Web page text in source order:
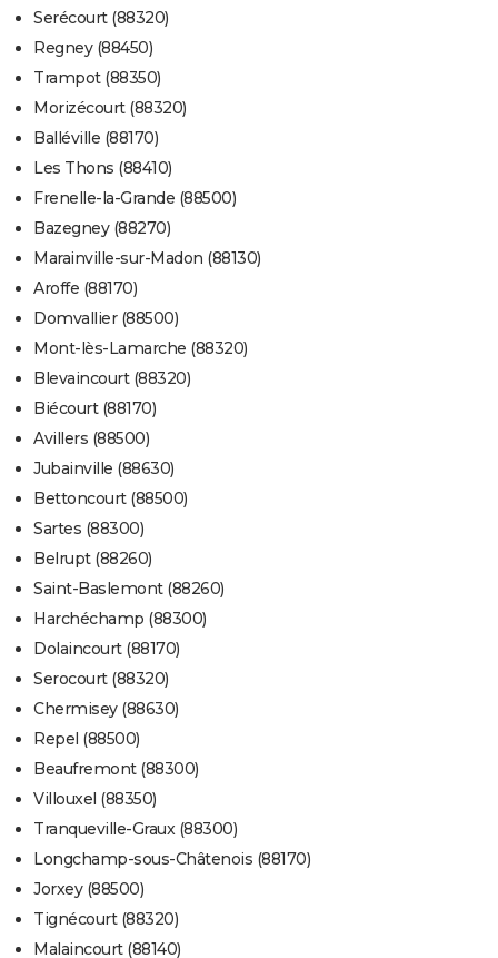
Serécourt (88320)
Regney (88450)
Trampot (88350)
Morizécourt (88320)
Balléville (88170)
Les Thons (88410)
Frenelle-la-Grande (88500)
Bazegney (88270)
Marainville-sur-Madon (88130)
Aroffe (88170)
Domvallier (88500)
Mont-lès-Lamarche (88320)
Blevaincourt (88320)
Biécourt (88170)
Avillers (88500)
Jubainville (88630)
Bettoncourt (88500)
Sartes (88300)
Belrupt (88260)
Saint-Baslemont (88260)
Harchéchamp (88300)
Dolaincourt (88170)
Serocourt (88320)
Chermisey (88630)
Repel (88500)
Beaufremont (88300)
Villouxel (88350)
Tranqueville-Graux (88300)
Longchamp-sous-Châtenois (88170)
Jorxey (88500)
Tignécourt (88320)
Malaincourt (88140)